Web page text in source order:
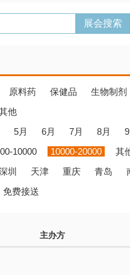
原料药 保健品 生物制剂
他
5月 6月 7月 8月
10000 10000-20000
其
圳 天津 重庆 青岛
免费接送
主办方